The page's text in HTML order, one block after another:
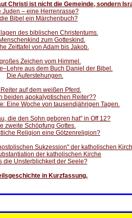
Christi ist nicht die Gemeinde, sondern
Juden – eine Herrenrasse?
die Bibel ein Märchenbuch?
des biblischen Christentums.
zum Gotteskind.
Zeittafel von Adam bis Jakob.
Zeichen vom Himmel.
aus dem Buch Daniel der Bibel.
Die Auferstehungen.
Reiter auf dem weißen Pferd.
beiden apokalyptischen Reiter??
Eine Woche von tausendjährigen Tagen.
die den Sohn geboren hat" in Off 12?
zweite Schöpfung Gottes.
Religion eine Götzenreligion?
Sukzession" der katholischen
der katholischen Kirche
die Unsterblichkeit der Seele?
in Kurzfassung.